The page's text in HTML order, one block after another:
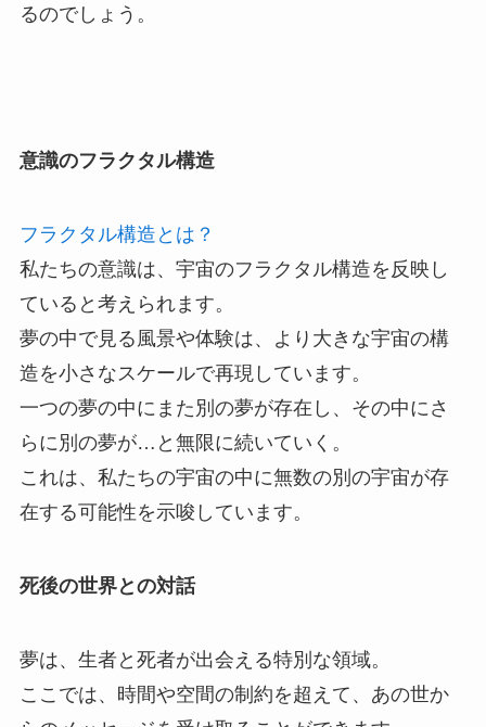
るのでしょう。
意識のフラクタル構造
フラクタル構造とは？
私たちの意識は、宇宙のフラクタル構造を反映し
ていると考えられます。
夢の中で見る風景や体験は、より大きな宇宙の構
造を小さなスケールで再現しています。
一つの夢の中にまた別の夢が存在し、その中にさ
らに別の夢が…と無限に続いていく。
これは、私たちの宇宙の中に無数の別の宇宙が存
在する可能性を示唆しています。
死後の世界との対話
夢は、生者と死者が出会える特別な領域。
ここでは、時間や空間の制約を超えて、あの世か